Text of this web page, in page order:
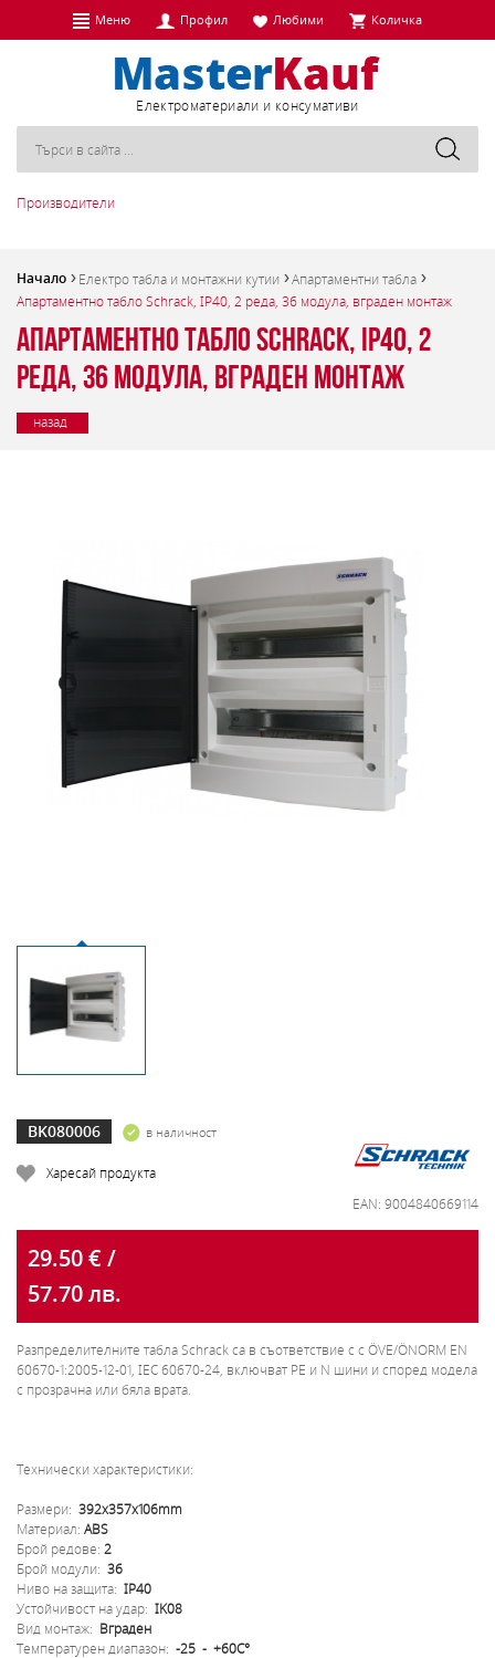
Меню Профил Любими Количка
Eлектроматериали и консумативи
Производители
Начало Електро табла и монтажни кутии
Апартаментни табла
Апартаментно табло Schrack, IP40, 2 реда, 36 модула, вграден монтаж
Апартаментно табло Schrack, IP40, 2
реда, 36 модула, вграден монтаж
назад
BK080006 в наличност
Харесай продукта
EAN: 9004840669114
29.50 € /
57.70 лв.
Разпределителните табла Schrack са в съответствие с с ÖVE/ÖNORM EN
60670-1:2005-12-01, IEC 60670-24, включват PE и N шини и според модела
с прозрачна или бяла врата.
Технически характеристики:
Размери: 392x357x106mm
Материал: ABS
Брой редове: 2
Брой модули: 36
Ниво на защита: IP40
Устойчивост на удар: IK08
Вид монтаж: Вграден
Температурен диапазон: -25 - +60C°